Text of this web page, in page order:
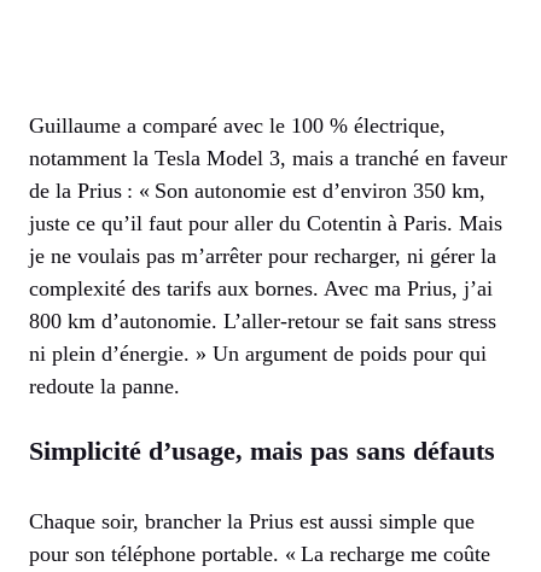
Guillaume a comparé avec le 100 % électrique,
notamment la Tesla Model 3, mais a tranché en faveur
de la Prius : « Son autonomie est d’environ 350 km,
juste ce qu’il faut pour aller du Cotentin à Paris. Mais
je ne voulais pas m’arrêter pour recharger, ni gérer la
complexité des tarifs aux bornes. Avec ma Prius, j’ai
800 km d’autonomie. L’aller-retour se fait sans stress
ni plein d’énergie. » Un argument de poids pour qui
redoute la panne.
Simplicité d’usage, mais pas sans défauts
Chaque soir, brancher la Prius est aussi simple que
pour son téléphone portable. « La recharge me coûte